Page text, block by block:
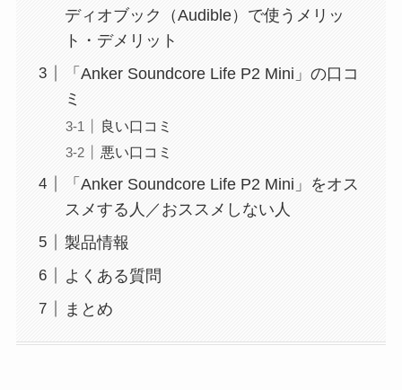
ディオブック（Audible）で使うメリッ
ト・デメリット
「Anker Soundcore Life P2 Mini」の口コ
ミ
良い口コミ
悪い口コミ
「Anker Soundcore Life P2 Mini」をオス
スメする人／おススメしない人
製品情報
よくある質問
まとめ